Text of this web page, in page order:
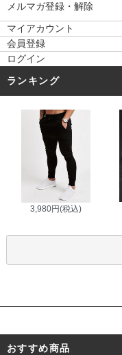
メルマガ登録・解除
マイアカウント
会員登録
ログイン
ランキング
3,980円(税込)
おすすめ商品